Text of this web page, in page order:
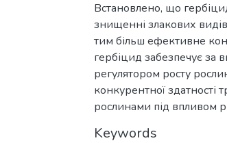
Встановлено, що
знищенні злакових
тим більш ефективне
гербіцид забезпечує за
регулятором росту
конкурентної
рослинами під впливом
Keywords